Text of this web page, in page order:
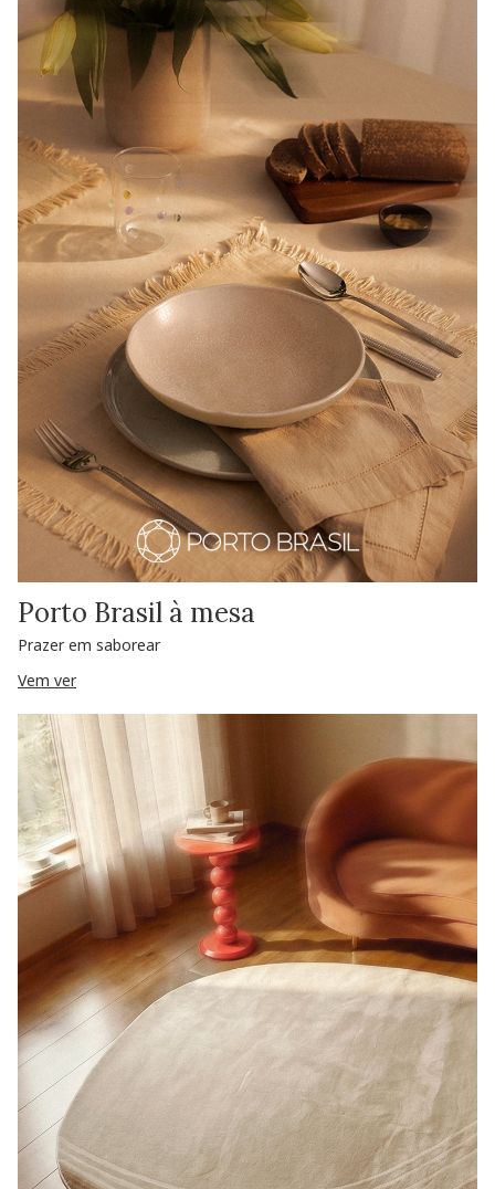
Porto Brasil à mesa
Prazer em saborear
Vem ver